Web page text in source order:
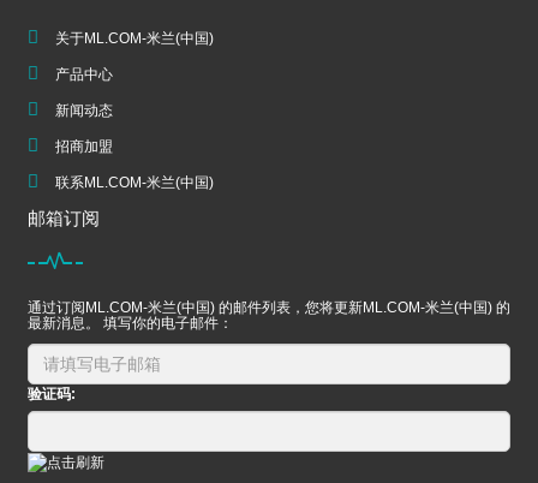
关于ML.COM-米兰(中国)
产品中心
新闻动态
招商加盟
联系ML.COM-米兰(中国)
邮箱订阅
通过订阅ML.COM-米兰(中国) 的邮件列表，您将更新ML.COM-米兰(中国) 的
最新消息。 填写你的电子邮件：
验证码: